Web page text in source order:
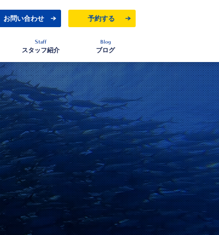
お問い合わせ 予約する
Staff
スタッフ紹介
Blog
ブログ